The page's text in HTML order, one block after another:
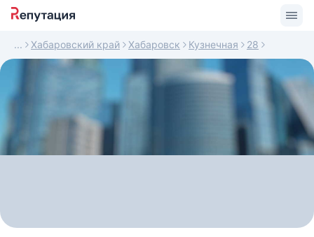
Хабаровский край Хабаровск Кузнечная 28